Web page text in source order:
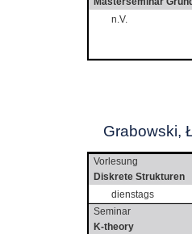
n.V.
Grabowski,
Vorlesung
Diskrete Strukturen
dienstags
Seminar
K-theory